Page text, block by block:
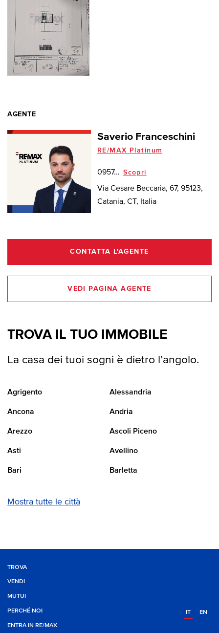
AGENTE
Saverio Franceschini
RE/MAX Platinum
0957... Scopri
Via Cesare Beccaria, 67, 95123,
Catania, CT, Italia
CONTATTA L'AGENTE
VEDI PAGINA AGENTE
TROVA IL TUO IMMOBILE
La casa dei tuoi sogni è dietro l’angolo.
Agrigento Alessandria
Ancona Andria
Arezzo Ascoli Piceno
Asti Avellino
Bari Barletta
Mostra tutte le città
TROVA
VENDI
MUTUI
PERCHÉ NOI
ENTRA IN RE/MAX
IT EN